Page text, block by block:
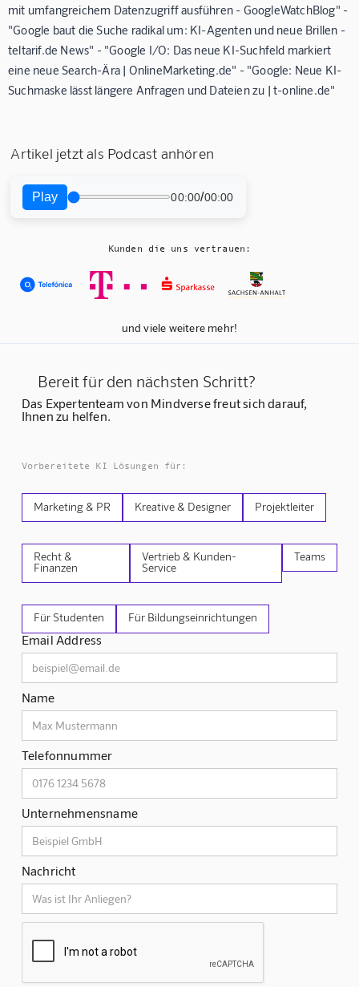
mit umfangreichem Datenzugriff ausführen - GoogleWatchBlog" -
"Google baut die Suche radikal um: KI-Agenten und neue Brillen -
teltarif.de News" - "Google I/O: Das neue KI-Suchfeld markiert
eine neue Search-Ära | OnlineMarketing.de" - "Google: Neue KI-
Suchmaske lässt längere Anfragen und Dateien zu | t-online.de"
Artikel jetzt als Podcast anhören
Play 00:00/00:00
Kunden die uns vertrauen:
und viele weitere mehr!
Bereit für den nächsten Schritt?
Das Expertenteam von Mindverse freut sich darauf,
Ihnen zu helfen.
Vorbereitete KI Lösungen für:
Marketing & PR Kreative & Designer Projektleiter
Recht &
Finanzen
Vertrieb & Kunden-
Service
Teams
Für Studenten Für Bildungseinrichtungen
Email Address
Name
Telefonnummer
Unternehmensname
Nachricht